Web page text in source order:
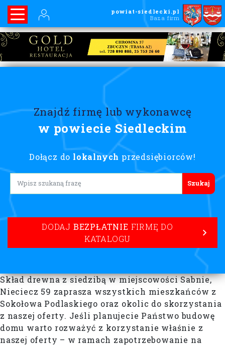
powiat-siedlecki.pl
Baza firm
Znajdź firmę lub wykonawcę
w powiecie Siedleckim
Dołącz do lokalnych przedsiębiorców!
Lorem ipsum
DODAJ BEZPŁATNIE FIRMĘ DO
KATALOGU
Skład drewna z siedzibą w miejscowości Sabnie,
Nieciecz 59 zaprasza wszystkich mieszkańców z
Sokołowa Podlaskiego oraz okolic do skorzystania
z naszej oferty. Jeśli planujecie Państwo budowę
domu warto rozważyć z korzystanie właśnie z
naszej oferty – w ramach zapotrzebowanie na